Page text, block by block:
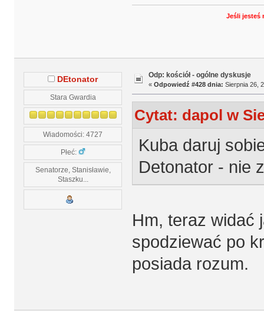
Jeśli jesteś
DEtonator
Stara Gwardia
Wiadomości: 4727
Płeć:
Senatorze, Stanisławie,
Staszku...
Odp: kościół - ogólne dyskusje
« Odpowiedź #428 dnia: Sierpnia 26,
Cytat: dapol w
Kuba daruj
Detonator - nie
Hm, teraz widać
spodziewać po
posiada rozum.